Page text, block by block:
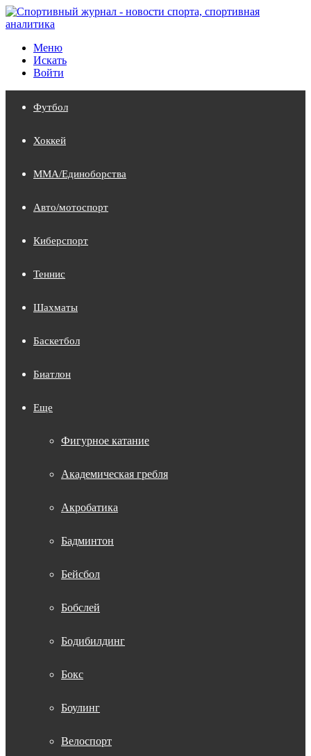
Меню
Искать
Войти
Футбол
Хоккей
MMA/Единоборства
Авто/мотоспорт
Киберспорт
Теннис
Шахматы
Баскетбол
Биатлон
Еще
Фигурное катание
Академическая гребля
Акробатика
Бадминтон
Бейсбол
Бобслей
Бодибилдинг
Бокс
Боулинг
Велоспорт